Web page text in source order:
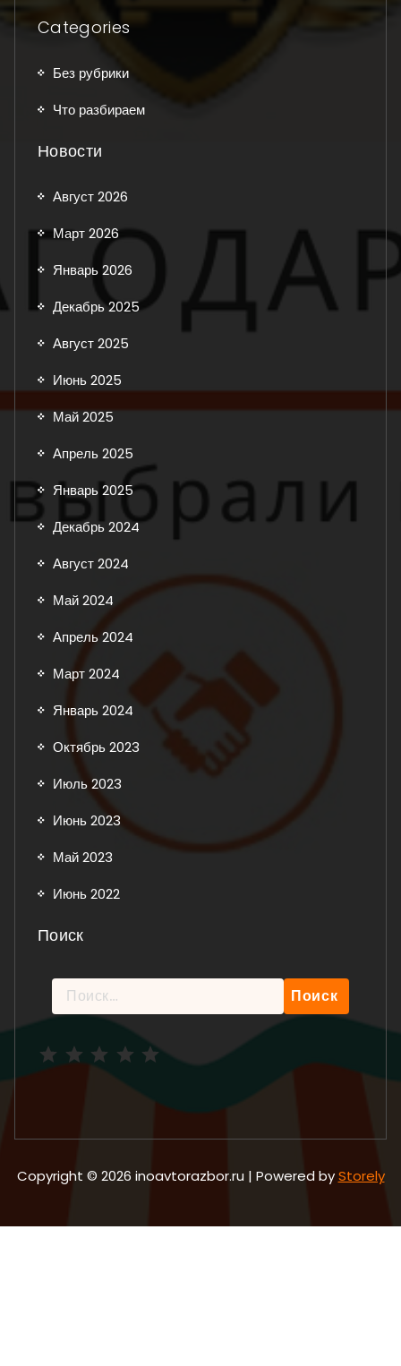
Categories
Без рубрики
Что разбираем
Новости
Август 2026
Март 2026
Январь 2026
Декабрь 2025
Август 2025
Июнь 2025
Май 2025
Апрель 2025
Январь 2025
Декабрь 2024
Август 2024
Май 2024
Апрель 2024
Март 2024
Январь 2024
Октябрь 2023
Июль 2023
Июнь 2023
Май 2023
Июнь 2022
Поиск
Найти:
Copyright © 2026 inoavtorazbor.ru | Powered byStorely